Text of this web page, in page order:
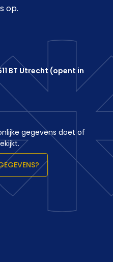
op.
hoofdkantoor
BT Utrecht (opent in
gegevens doet of